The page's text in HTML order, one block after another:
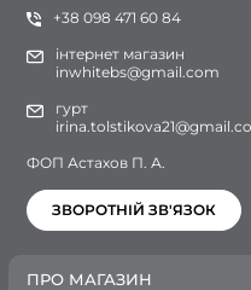
+38 098 471 60 84
інтернет магазин
inwhitebs@gmail.com
гурт
ФОП Астахов П. А.
ЗВОРОТНІЙ ЗВ'ЯЗОК
ПРО МАГАЗИН